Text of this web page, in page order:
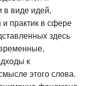
в виде идей,
практик в сфере
здесь
к
этого слова.